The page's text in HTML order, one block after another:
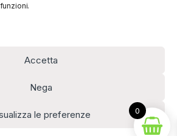
Accetta
Nega
le preferenze
disponibili!
(0039) 091
5607514
0